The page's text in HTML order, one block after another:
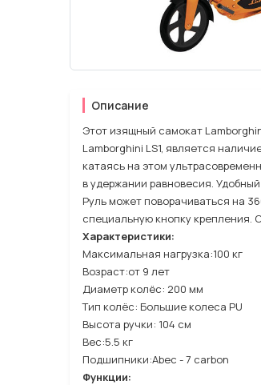
Описание
Этот изящный самокат
Lamborghini LS1, является
катаясь на этом
в удержании равновесия.
Руль может поворачиваться на
специальную кнопку крепления.
Характеристики:
Максимальная нагрузка:100 кг
Возраст:от 9 лет
Диаметр колёс: 200 мм
Тип колёс: Большие колеса PU
Высота ручки: 104 см
Вес:5.5 кг
Подшипники:Abec - 7 carbon
Функции: